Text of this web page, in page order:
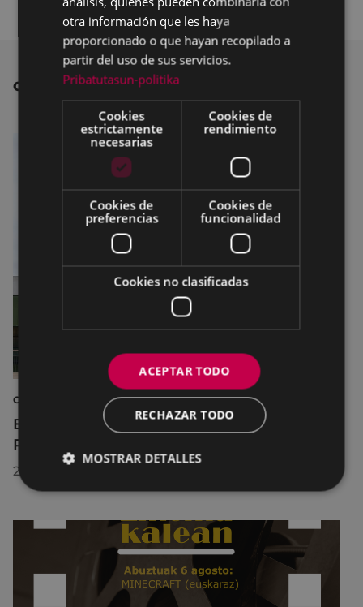
OTRAS NOTICIAS
CULTURA
El Museo de la Industria Armera recibe el
Premio Delta Cultura a la Trayectoria 2026
23/07/2026
otra información que les haya
proporcionado o que hayan recopilado a
partir del uso de sus servicios.
Pribatutasun-politika
Cookies
estrictamente
necesarias
Cookies de
rendimiento
Cookies de
preferencias
Cookies de
funcionalidad
Cookies no clasificadas
ACEPTAR TODO
RECHAZAR TODO
MOSTRAR DETALLES